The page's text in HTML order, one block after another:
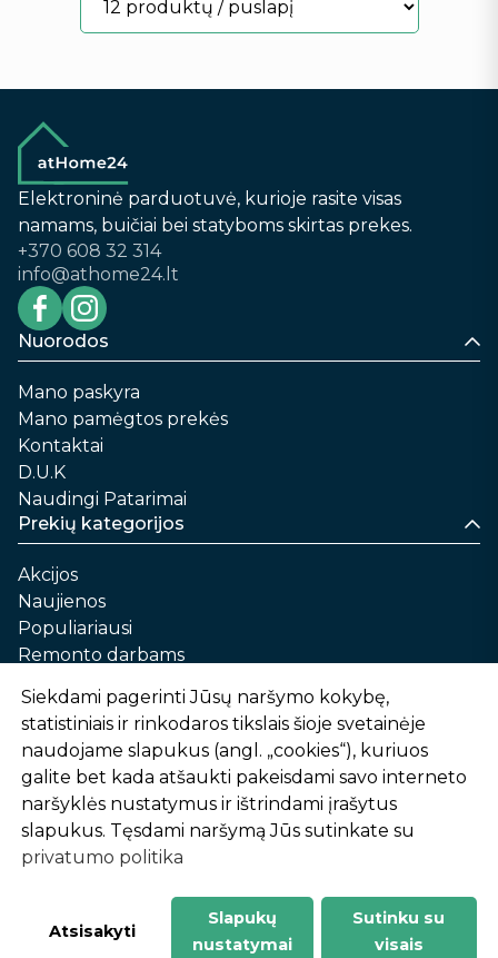
Elektroninė parduotuvė, kurioje rasite visas
namams, buičiai bei statyboms skirtas prekes.
+370 608 32 314
info@athome24.lt
Nuorodos
Mano paskyra
Mano pamėgtos prekės
Kontaktai
D.U.K
Naudingi Patarimai
Prekių kategorijos
Akcijos
Naujienos
Populiariausi
Remonto darbams
Automobilių priežiūrai
Sodui ir daržui
Informacija
Apie mus
Prekių pirkimo – pardavimo taisyklės
Prekių pristatymas ir atsiėmimas
-
1
2
%
n
u
o
l
a
i
d
Siekdami pagerinti Jūsų naršymo kokybę,
statistiniais ir rinkodaros tikslais šioje svetainėje
naudojame slapukus (angl. „cookies“), kuriuos
galite bet kada atšaukti pakeisdami savo interneto
naršyklės nustatymus ir ištrindami įrašytus
slapukus. Tęsdami naršymą Jūs sutinkate su
privatumo politika
Atsisakyti
Slapukų
nustatymai
Sutinku su
visais